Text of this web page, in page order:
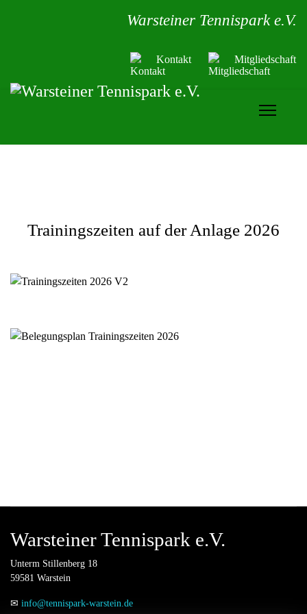
Warsteiner Tennispark e.V.
Kontakt Mitgliedschaft
Trainingszeiten auf der Anlage 2026
Warsteiner Tennispark e.V.
Unterm Stillenberg 18
59581 Warstein
✉ info@tennispark-warstein.de